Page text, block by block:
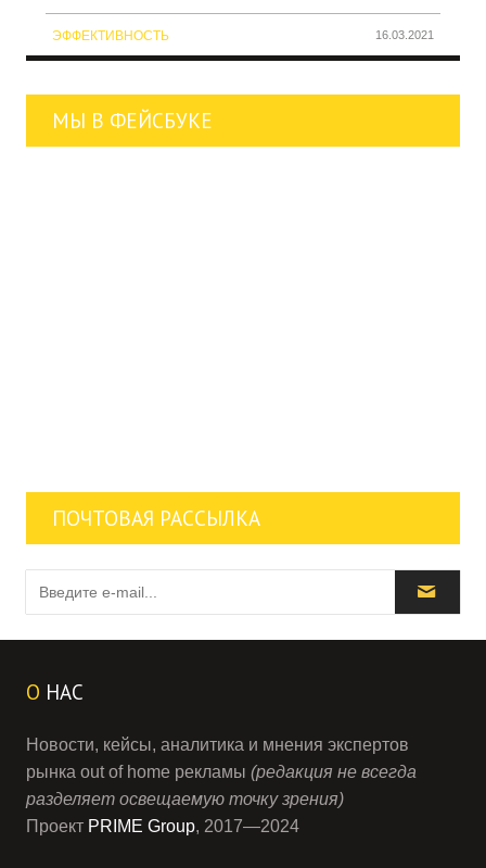
ЭФФЕКТИВНОСТЬ 16.03.2021
МЫ В ФЕЙСБУКЕ
ПОЧТОВАЯ РАССЫЛКА
О НАС
Новости, кейсы, аналитика и мнения экспертов
рынка out of home рекламы (редакция не всегда
разделяет освещаемую точку зрения)
Проект PRIME Group, 2017—2024